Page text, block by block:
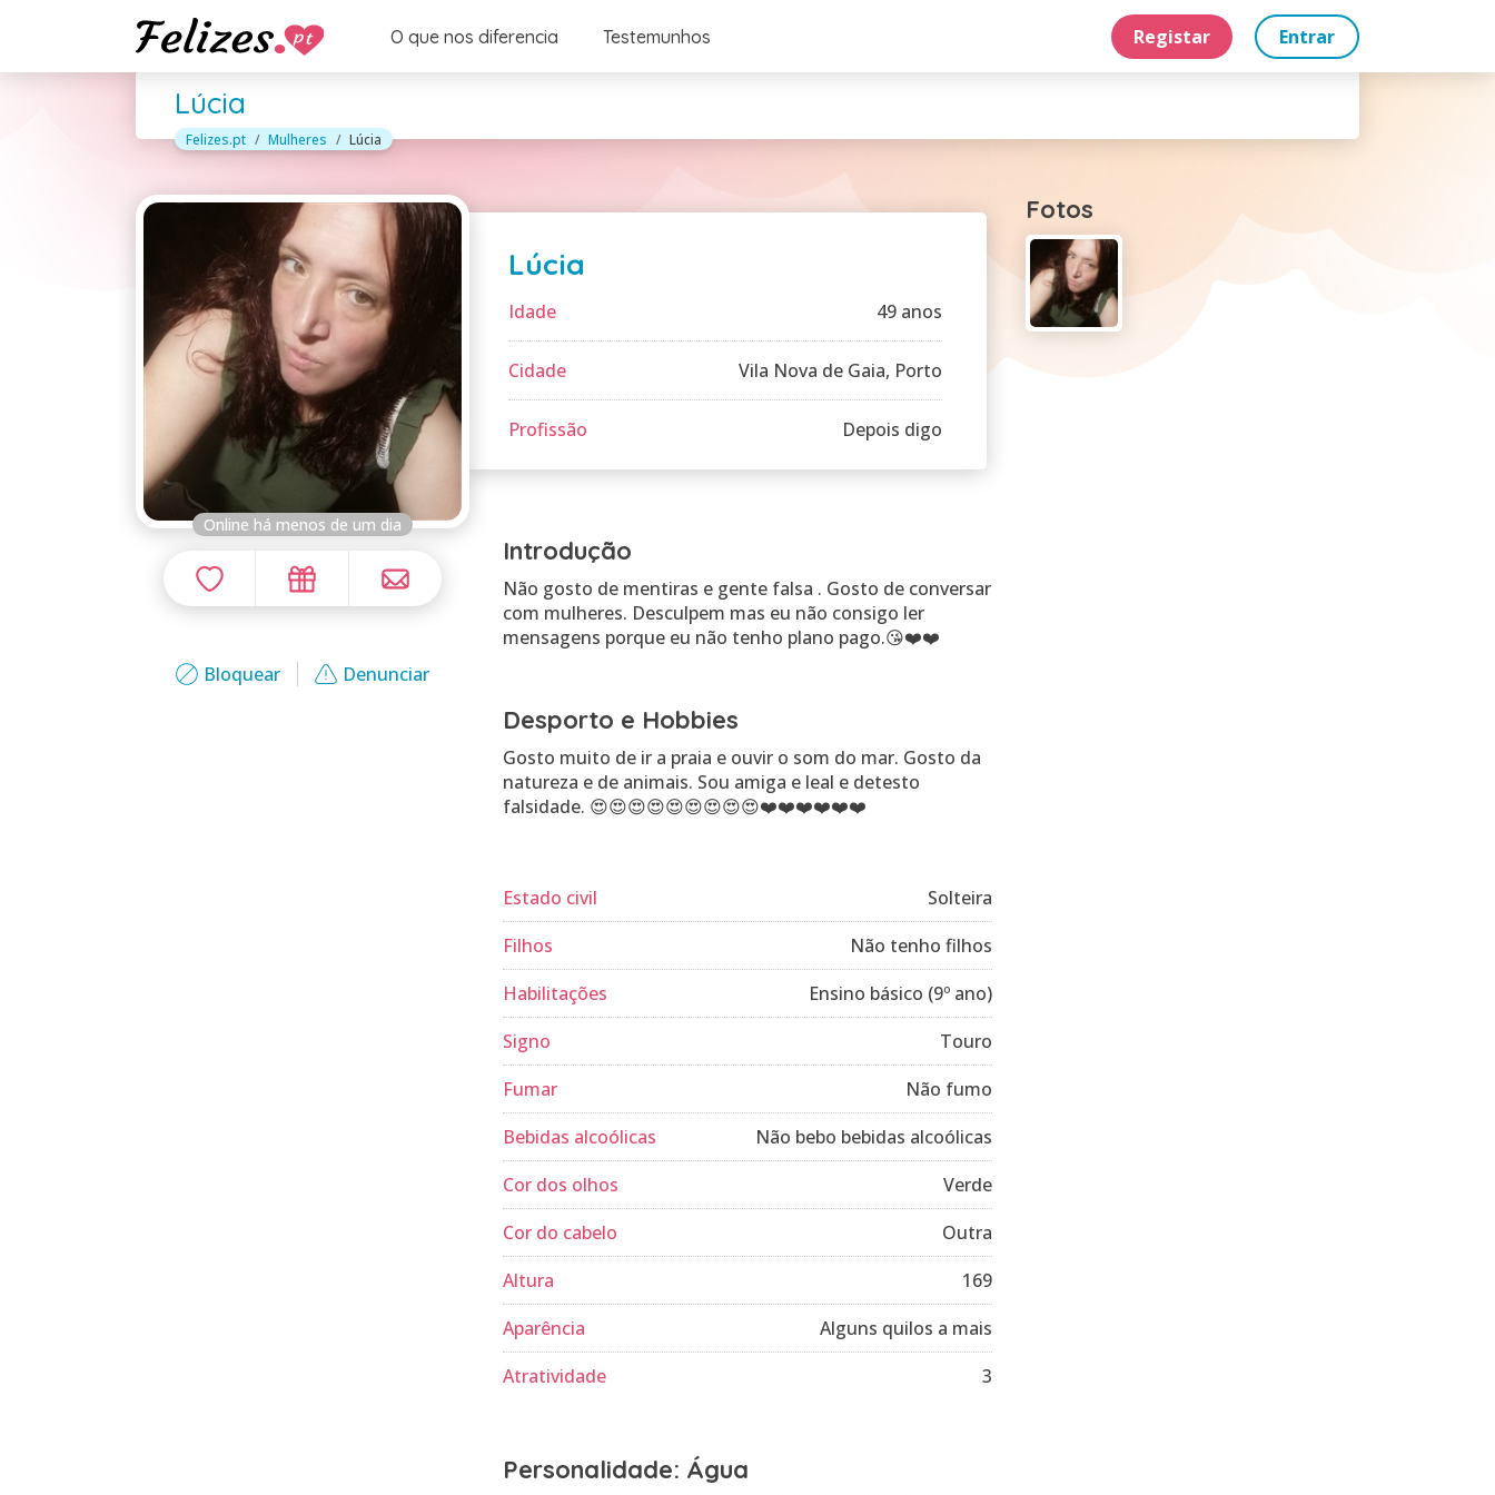
O que nos diferencia Testemunhos Registar Entrar
Lúcia
Felizes.pt Mulheres Lúcia
Online há menos de um dia
Bloquear Denunciar
Lúcia
Idade 49 anos
Cidade Vila Nova de Gaia, Porto
Profissão Depois digo
Introdução
Não gosto de mentiras e gente falsa . Gosto de conversar
com mulheres. Desculpem mas eu não consigo ler
mensagens porque eu não tenho plano pago.😘❤️❤️
Desporto e Hobbies
Gosto muito de ir a praia e ouvir o som do mar. Gosto da
natureza e de animais. Sou amiga e leal e detesto
falsidade. 😍😍😍😍😍😍😍😍😍❤️❤️❤️❤️❤️❤️
Estado civil
Solteira
Filhos
Não tenho filhos
Habilitações
Ensino básico (9º ano)
Signo
Touro
Fumar
Não fumo
Bebidas alcoólicas
Não bebo bebidas alcoólicas
Cor dos olhos
Verde
Cor do cabelo
Outra
Altura
169
Aparência
Alguns quilos a mais
Atratividade
3
Personalidade: Água
Fotos